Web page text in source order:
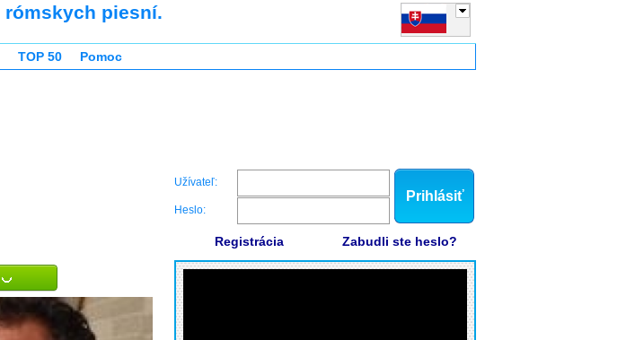
rómskych piesní.
TOP 50 Pomoc
Užívateľ:
Heslo:
Prihlásiť
Registrácia Zabudli ste heslo?